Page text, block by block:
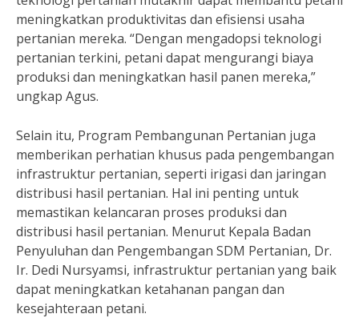
meningkatkan produktivitas dan efisiensi usaha
pertanian mereka. “Dengan mengadopsi teknologi
pertanian terkini, petani dapat mengurangi biaya
produksi dan meningkatkan hasil panen mereka,”
ungkap Agus.
Selain itu, Program Pembangunan Pertanian juga
memberikan perhatian khusus pada pengembangan
infrastruktur pertanian, seperti irigasi dan jaringan
distribusi hasil pertanian. Hal ini penting untuk
memastikan kelancaran proses produksi dan
distribusi hasil pertanian. Menurut Kepala Badan
Penyuluhan dan Pengembangan SDM Pertanian, Dr.
Ir. Dedi Nursyamsi, infrastruktur pertanian yang baik
dapat meningkatkan ketahanan pangan dan
kesejahteraan petani.